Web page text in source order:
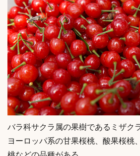
バラ科サクラ属の果樹であるミザク
ヨーロッパ系の甘果桜桃、酸果桜桃